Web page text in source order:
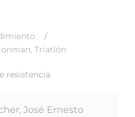
/
, Triatlón
resistencia
José Ernesto